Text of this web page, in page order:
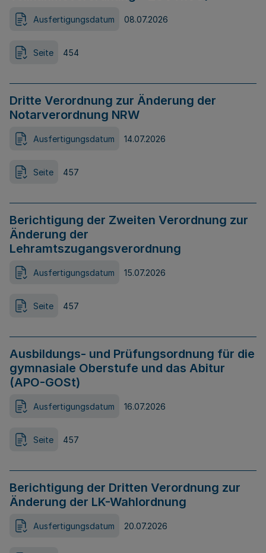
Ausfertigungsdatum 08.07.2026
Seite 454
Dritte Verordnung zur Änderung der
Notarverordnung NRW
Ausfertigungsdatum 14.07.2026
Seite 457
Berichtigung der Zweiten Verordnung zur
Änderung der
Lehramtszugangsverordnung
Ausfertigungsdatum 15.07.2026
Seite 457
Ausbildungs- und Prüfungsordnung für die
gymnasiale Oberstufe und das Abitur
(APO-GOSt)
Ausfertigungsdatum 16.07.2026
Seite 457
Berichtigung der Dritten Verordnung zur
Änderung der LK-Wahlordnung
Ausfertigungsdatum 20.07.2026